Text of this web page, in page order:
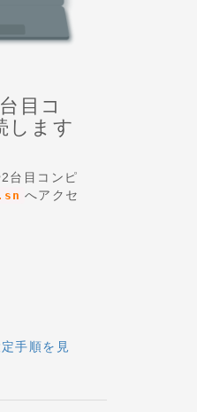
目コ
します
台目コンピ
へアクセ
手順を見